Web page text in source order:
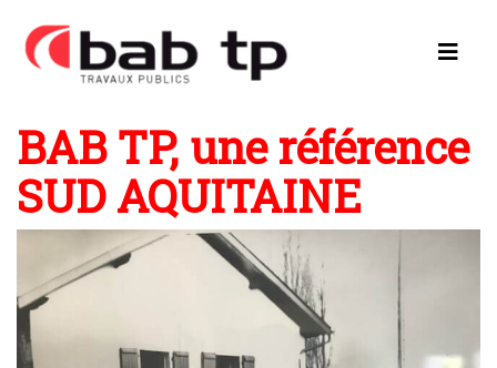
BAB TP, une référence
SUD AQUITAINE